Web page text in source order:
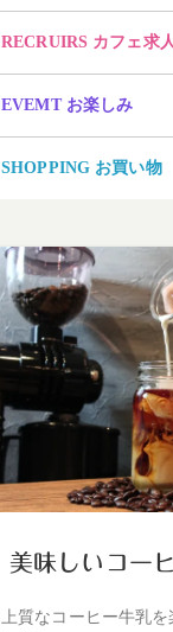
RECRUIRS カフェ求
EVEMT お楽しみ
SHOPPING お買い物
美味しいコー
上質なコーヒー牛乳